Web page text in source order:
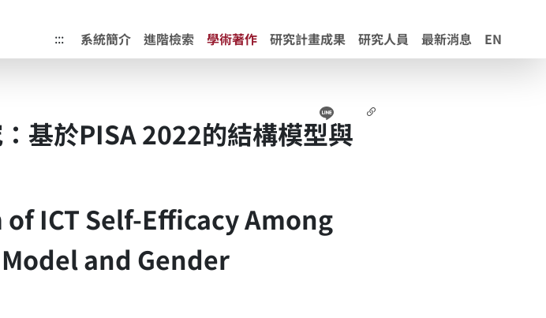
::: 系統簡介 進階檢索 學術著作 研究計畫成果 研究人員 最新消息 EN
Line Facebook
基於PISA 2022的結構模型與
ICT Self-Efficacy Among
and Gender